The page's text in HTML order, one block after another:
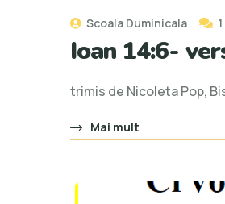
Scoala Duminicala
Ioan 14:6-
trimis de Nicoleta Pop,
Mai mult